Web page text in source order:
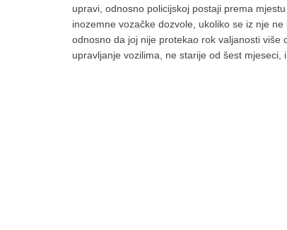
upravi, odnosno policijskoj postaji prema
inozemne vozačke dozvole, ukoliko se iz nje
odnosno da joj nije protekao rok valjanosti više
upravljanje vozilima, ne starije od šest mjeseci,